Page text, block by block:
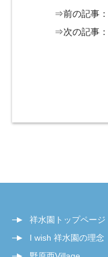
⇒前の記事：
⇒次の記事：
祥水園トップページ
I wish 祥水園の理念